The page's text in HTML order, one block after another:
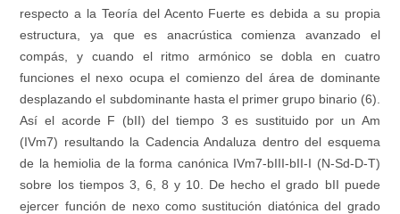
respecto a la Teoría del Acento Fuerte es debida a su propia
estructura, ya que es anacrústica comienza avanzado el
compás, y cuando el ritmo armónico se dobla en cuatro
funciones el nexo ocupa el comienzo del área de dominante
desplazando el subdominante hasta el primer grupo binario (6).
Así el acorde F (bII) del tiempo 3 es sustituido por un Am
(IVm7) resultando la Cadencia Andaluza dentro del esquema
de la hemiolia de la forma canónica IVm7-bIII-bII-I (N-Sd-D-T)
sobre los tiempos 3, 6, 8 y 10. De hecho el grado bII puede
ejercer función de nexo como sustitución diatónica del grado